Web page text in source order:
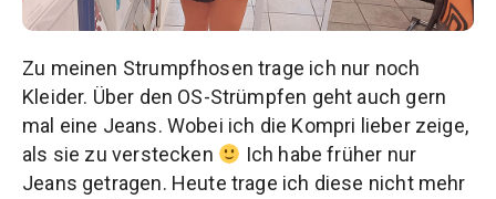
Zu meinen Strumpfhosen trage ich nur noch
Kleider. Über den OS-Strümpfen geht auch gern
mal eine Jeans. Wobei ich die Kompri lieber zeige,
als sie zu verstecken
Ich habe früher nur
Jeans getragen. Heute trage ich diese nicht mehr